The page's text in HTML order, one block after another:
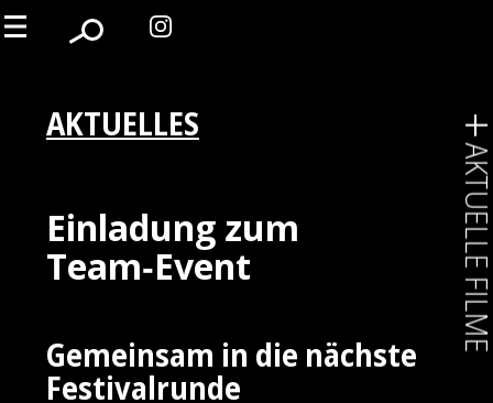
AKTUELLES
Einladung zum
Team‑Event
Gemeinsam in die nächste
Festivalrunde